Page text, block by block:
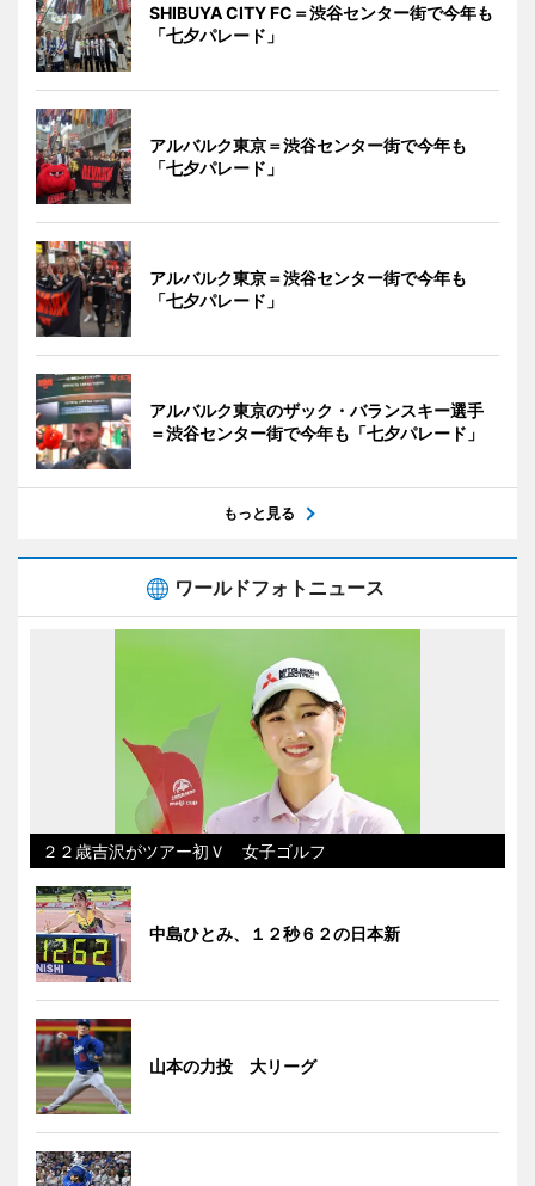
SHIBUYA CITY FC＝渋谷センター街で今年も
「七夕パレード」
アルバルク東京＝渋谷センター街で今年も
「七夕パレード」
アルバルク東京＝渋谷センター街で今年も
「七夕パレード」
アルバルク東京のザック・バランスキー選手
＝渋谷センター街で今年も「七夕パレード」
もっと見る
ワールドフォトニュース
２２歳吉沢がツアー初Ｖ 女子ゴルフ
中島ひとみ、１２秒６２の日本新
山本の力投 大リーグ